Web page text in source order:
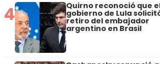
4 Quirno reconoció que
gobierno de Lula
retiro del embajador
argentino en Brasil